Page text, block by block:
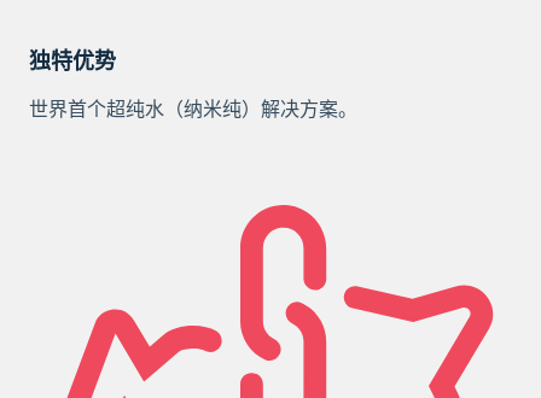
独特优势
世界首个超纯水（纳米纯）解决方案。